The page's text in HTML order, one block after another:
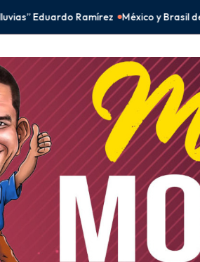
y Brasil desbancan a Corea del Sur en